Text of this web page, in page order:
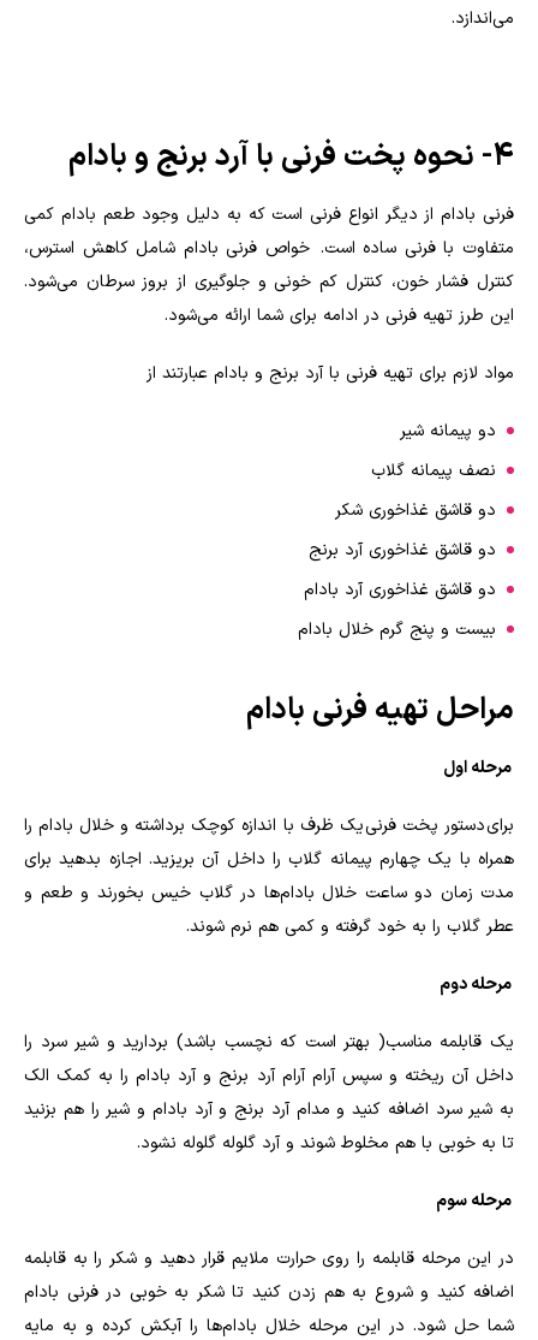
می‌اندازد.
۴- نحوه پخت فرنی با آرد برنج و بادام
فرنی بادام از دیگر انواع فرنی است که به دلیل وجود طعم بادام کمی
متفاوت با فرنی ساده است. خواص فرنی بادام شامل کاهش استرس،
کنترل فشار خون، کنترل کم خونی و جلوگیری از بروز سرطان می‌شود.
این طرز تهیه فرنی در ادامه برای شما ارائه می‌شود.
مواد لازم برای تهیه فرنی با آرد برنج و بادام عبارتند از
دو پیمانه شیر
نصف پیمانه گلاب
دو قاشق غذاخوری شکر
دو قاشق غذاخوری آرد برنج
دو قاشق غذاخوری آرد بادام
بیست و پنج گرم خلال بادام
مراحل تهیه فرنی بادام
مرحله اول
برای دستور پخت فرنی یک ظرف با اندازه کوچک برداشته و خلال بادام را
همراه با یک چهارم پیمانه گلاب را داخل آن بریزید. اجازه بدهید برای
مدت زمان دو ساعت خلال بادام‌ها در گلاب خیس بخورند و طعم و
عطر گلاب را به خود گرفته و کمی هم نرم شوند.
مرحله دوم
یک قابلمه مناسب( بهتر است که نچسب باشد) بردارید و شیر سرد را
داخل آن ریخته و سپس آرام آرام‌ آرد برنج و آرد بادام را به کمک الک
به شیر سرد اضافه کنید و مدام آرد برنج و آرد بادام و شیر را هم بزنید
تا به خوبی با هم مخلوط شوند و آرد گلوله گلوله نشود.
مرحله سوم
در این مرحله قابلمه را روی حرارت ملایم قرار دهید و شکر را به قابلمه
اضافه کنید و شروع به هم زدن کنید تا شکر به خوبی در فرنی بادام
شما حل شود. در این مرحله خلا‌ل بادام‌ها را آبکش کرده و به مایه